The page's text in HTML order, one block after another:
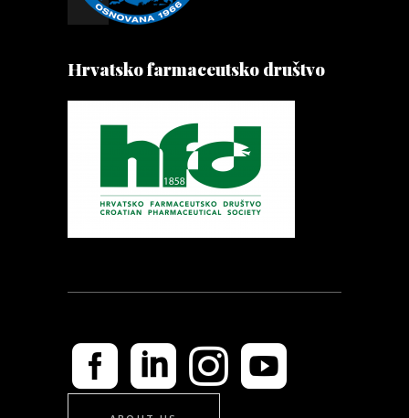
Hrvatsko farmaceutsko društvo